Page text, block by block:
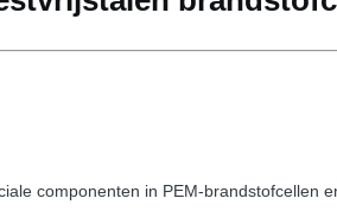
componenten in PEM-brandstofcellen